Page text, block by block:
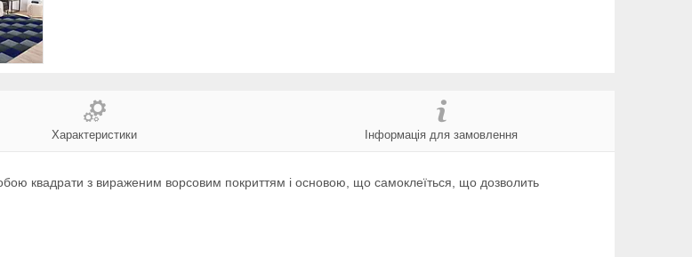
Характеристики Інформація для замовлення
квадрати з вираженим ворсовим покриттям і основою, що самоклеїться, що дозволить